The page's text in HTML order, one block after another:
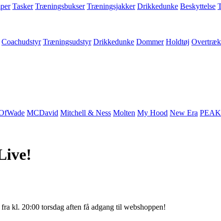
Tasker Træningsbukser Træningsjakker Drikkedunke Beskyttelse
Coachudstyr Træningsudstyr Drikkedunke Dommer Holdtøj
MCDavid Mitchell & Ness Molten My Hood New Era PEAK
kl. 20:00 torsdag aften få adgang til webshoppen!